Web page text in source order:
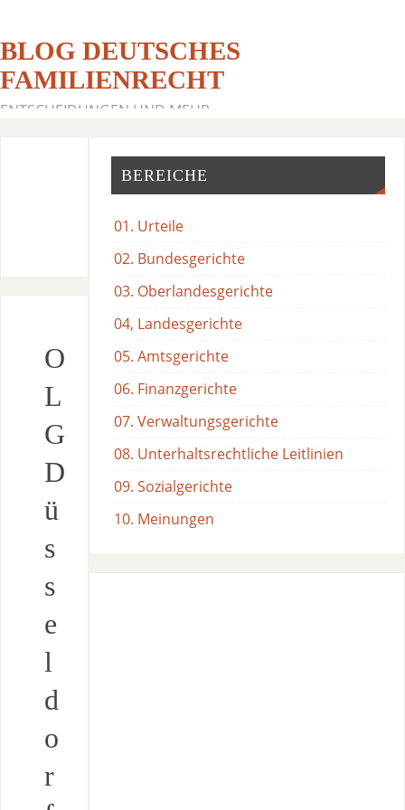
BLOG DEUTSCHES
FAMILIENRECHT
ENTSCHEIDUNGEN UND MEHR
O
L
G
D
ü
s
s
e
l
d
o
r
BEREICHE
01. Urteile
02. Bundesgerichte
03. Oberlandesgerichte
04, Landesgerichte
05. Amtsgerichte
06. Finanzgerichte
07. Verwaltungsgerichte
08. Unterhaltsrechtliche Leitlinien
09. Sozialgerichte
10. Meinungen